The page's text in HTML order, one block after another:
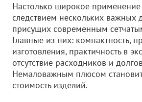
Настолько широкое применение
следствием нескольких важных
присущих современным
Главные из них: компактность,
изготовления, практичность в
отсутствие расходников и
Немаловажным плюсом
стоимость изделий.